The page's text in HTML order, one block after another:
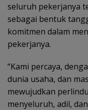
seluruh pekerjanya
sebagai bentuk
komitmen dalam
pekerjanya.
“Kami percaya,
dunia usaha, dan
mewujudkan
menyeluruh, adil,